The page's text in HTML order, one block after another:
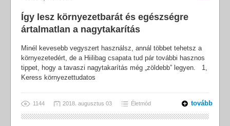
Így lesz környezetbarát és egészségre
ártalmatlan a nagytakarítás
Minél kevesebb vegyszert használsz, annál többet tehetsz a
környezetedért, de a Hiilibag csapata tud pár további hasznos
tippet, hogy a tavaszi nagytakarítás még „zöldebb” legyen. 1,
Keress környezettudatos
1144 2018. augusztus 03 Életmód tovább